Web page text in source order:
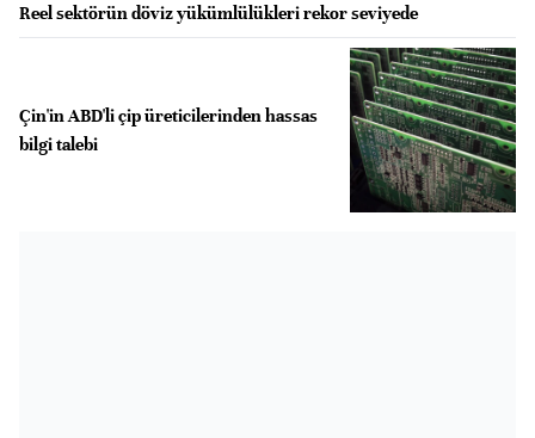
Reel sektörün döviz yükümlülükleri rekor seviyede
Çin'in ABD'li çip üreticilerinden hassas
bilgi talebi